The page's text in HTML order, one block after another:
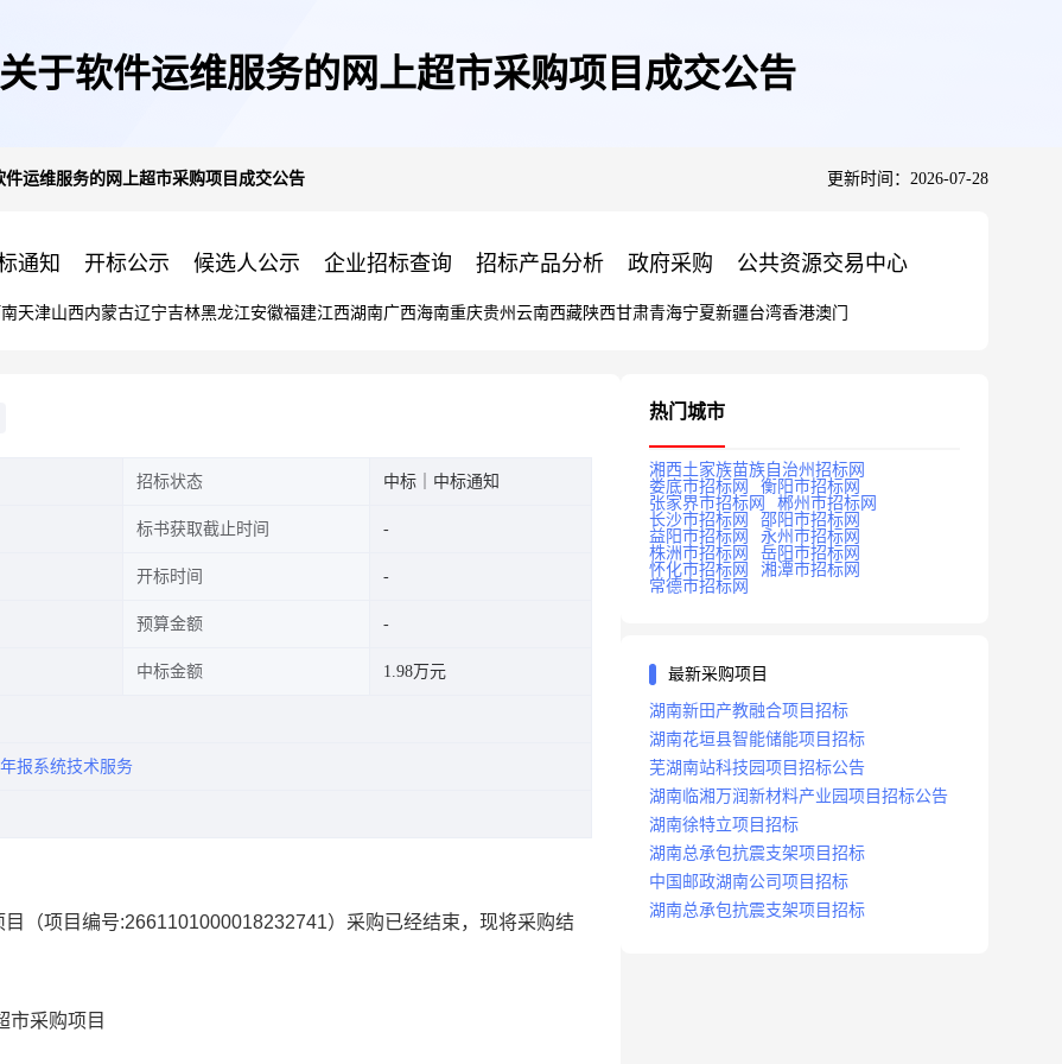
于软件运维服务的网上超市采购项目成交公告
运维服务的网上超市采购项目成交公告 更新时间：2026-07-28
通知 开标公示 候选人公示 企业招标查询 招标产品分析 政府采购 公共资源交易中心
天津山西内蒙古辽宁吉林黑龙江安徽福建江西湖南广西海南重庆贵州 云南西藏陕西甘肃青海宁夏新疆台湾香港澳门
招标状态 中标｜中标通知
标书获取截止时间
开标时间
预算金额
中标金额 1.98万元
报系统技术服务
（项目编号:2661101000018232741）采购已经结束，现将采购结
市采购项目
热门城市
湘西土家族苗族自治州招标网
娄底市招标网
衡阳市招标网
张家界市招标网
郴州市招标网
长沙市招标网
邵阳市招标网
益阳市招标网
永州市招标网
株洲市招标网
岳阳市招标网
怀化市招标网
湘潭市招标网
常德市招标网
最新采购项目
湖南新田产教融合项目招标
湖南花垣县智能储能项目招标
芜湖南站科技园项目招标公告
湖南临湘万润新材料产业园项目招标公告
湖南徐特立项目招标
湖南总承包抗震支架项目招标
中国邮政湖南公司项目招标
湖南总承包抗震支架项目招标